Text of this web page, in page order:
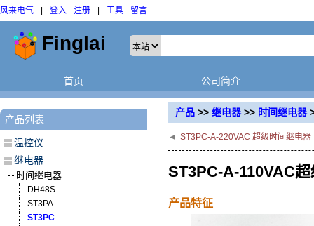
风来电气 登入 注册 工具 留言
首页 公司简介
产品 >> 继电器>> 时间继电器
◄ ST3PC-A-220VAC 超级时间继电器
ST3PC-A-110VAC
产品特征
产品列表
温控仪
继电器
时间继电器
DH48S
ST3PA
ST3PC